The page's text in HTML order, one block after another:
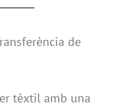
de
tèxtil amb una